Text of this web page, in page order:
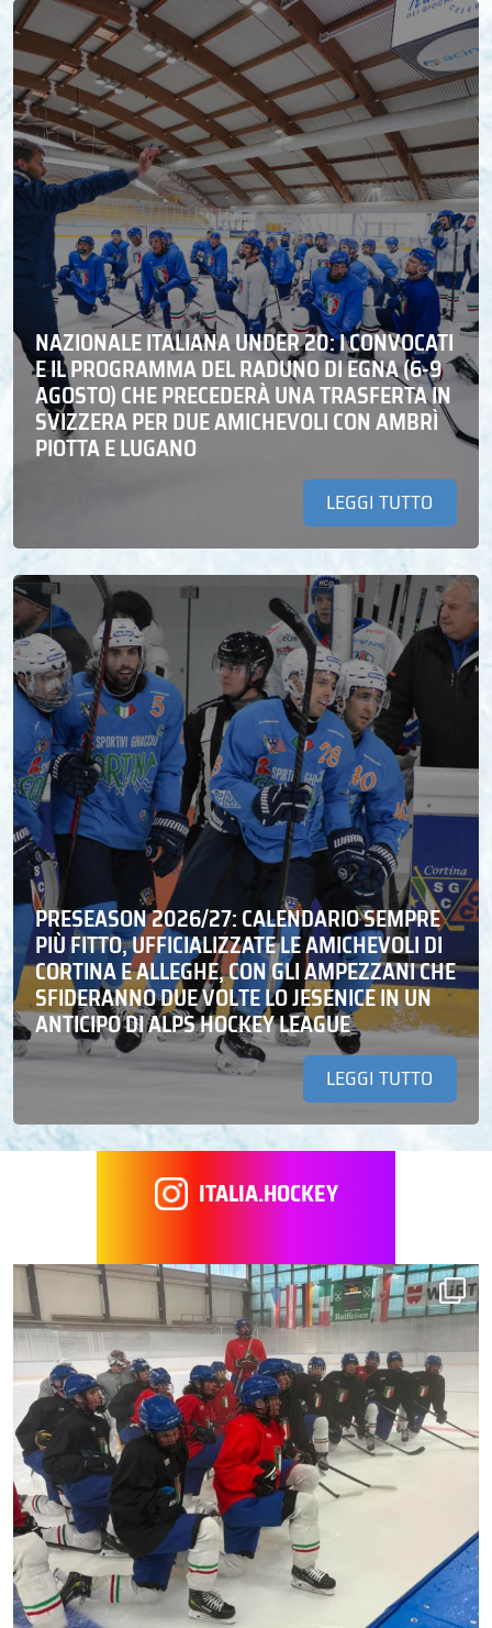
NAZIONALE ITALIANA UNDER 20: I CONVOCATI
E IL PROGRAMMA DEL RADUNO DI EGNA (6-9
AGOSTO) CHE PRECEDERÀ UNA TRASFERTA IN
SVIZZERA PER DUE AMICHEVOLI CON AMBRÌ
PIOTTA E LUGANO
LEGGI TUTTO
PRESEASON 2026/27: CALENDARIO SEMPRE
PIÙ FITTO, UFFICIALIZZATE LE AMICHEVOLI DI
CORTINA E ALLEGHE, CON GLI AMPEZZANI CHE
SFIDERANNO DUE VOLTE LO JESENICE IN UN
ANTICIPO DI ALPS HOCKEY LEAGUE
LEGGI TUTTO
ITALIA.HOCKEY